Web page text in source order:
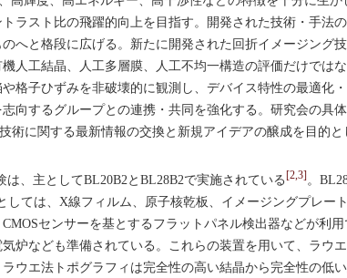
ラスト比の飛躍的向上を目指す。開発された技術・手法
へと格段に広げる。新たに開発された回折イメージング
人工結晶、人工多層膜、人工不均一構造の評価だけでは
格子ひずみを非破壊的に観測し、デバイス特性の最適化
向するグループとの連携・共同を強化する。研究会の具
術に関する最新情報の交換と新規アイデアの醸成を目的と
、主としてBL20B2とBL28B2で実施されている[2,3]。
ては、X線フィルム、原子核乾板、イメージングプレー
センサーを基とするフラットパネル検出器などが利用
炉なども準備されている。これらの装置を用いて、ラウ
ウエ法トポグラフィは完全性の高い結晶から完全性の低